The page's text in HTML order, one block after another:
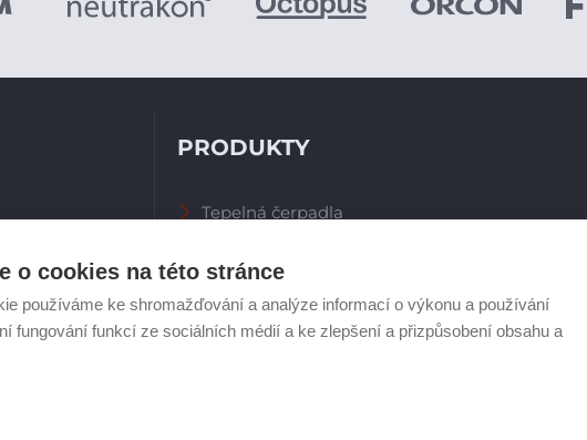
o cookies na této stránce
používáme ke shromažďování a analýze informací o výkonu a používání
fungování funkcí ze sociálních médií a ke zlepšení a přizpůsobení obsahu a
PRODUKTY
Tepelná čerpadla
Zásobníky TV
Plynové kotle
Ostatní příslušenství